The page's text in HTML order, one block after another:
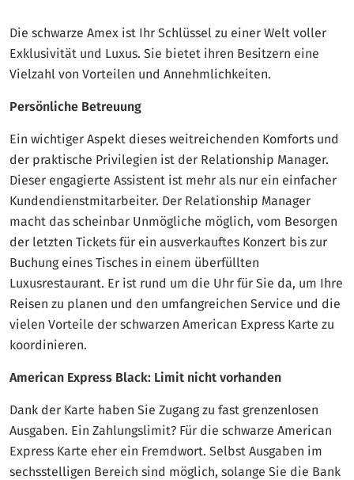
Die schwarze Amex ist Ihr Schlüssel zu einer Welt voller
Exklusivität und Luxus. Sie bietet ihren Besitzern eine
Vielzahl von Vorteilen und Annehmlichkeiten.
Persönliche Betreuung
Ein wichtiger Aspekt dieses weitreichenden Komforts und
der praktische Privilegien ist der Relationship Manager.
Dieser engagierte Assistent ist mehr als nur ein einfacher
Kundendienstmitarbeiter. Der Relationship Manager
macht das scheinbar Unmögliche möglich, vom Besorgen
der letzten Tickets für ein ausverkauftes Konzert bis zur
Buchung eines Tisches in einem überfüllten
Luxusrestaurant. Er ist rund um die Uhr für Sie da, um Ihre
Reisen zu planen und den umfangreichen Service und die
vielen Vorteile der schwarzen American Express Karte zu
koordinieren.
American Express Black: Limit nicht vorhanden
Dank der Karte haben Sie Zugang zu fast grenzenlosen
Ausgaben. Ein Zahlungslimit? Für die schwarze American
Express Karte eher ein Fremdwort. Selbst Ausgaben im
sechsstelligen Bereich sind möglich, solange Sie die Bank